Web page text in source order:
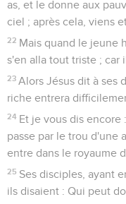
as, et le donne aux
ciel ; après cela, viens
22 Mais quand le jeune
s'en alla tout triste ; car
23 Alors Jésus dit à ses
riche entrera
24 Et je vous dis encore
passe par le trou d'une
entre dans le royaume
25 Ses disciples, ayant
ils disaient : Qui peut